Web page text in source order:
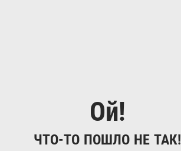
Ой!
ЧТО-ТО ПОШЛО НЕ ТАК!